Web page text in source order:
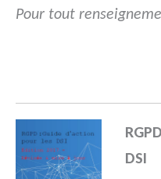
Pour tout
DSI